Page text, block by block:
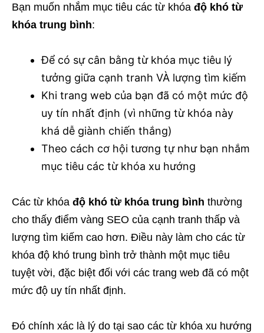
Bạn muốn nhắm mục tiêu các từ khóa độ khó từ
khóa trung bình:
Để có sự cân bằng từ khóa mục tiêu lý
tưởng giữa cạnh tranh VÀ lượng tìm kiếm
Khi trang web của bạn đã có một mức độ
uy tín nhất định (vì những từ khóa này
khá dễ giành chiến thắng)
Theo cách cơ hội tương tự như bạn nhắm
mục tiêu các từ khóa xu hướng
Các từ khóa độ khó từ khóa trung bình thường
cho thấy điểm vàng SEO của cạnh tranh thấp và
lượng tìm kiếm cao hơn. Điều này làm cho các từ
khóa độ khó trung bình trở thành một mục tiêu
tuyệt vời, đặc biệt đối với các trang web đã có một
mức độ uy tín nhất định.
Đó chính xác là lý do tại sao các từ khóa xu hướng